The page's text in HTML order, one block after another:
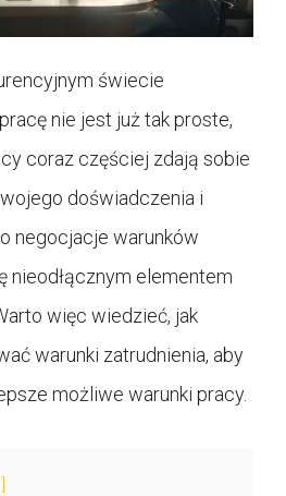
świecie
nie jest już tak proste,
coraz częściej zdają sobie
doświadczenia i
negocjacje warunków
nieodłącznym elementem
więc wiedzieć, jak
warunki zatrudnienia, aby
możliwe warunki pracy.